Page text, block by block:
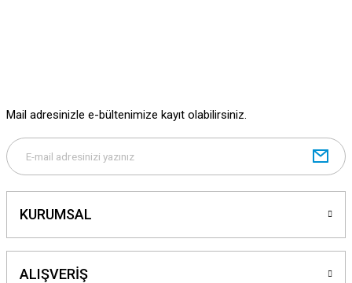
Gönder
Mail adresinizle e-bültenimize kayıt olabilirsiniz.
KURUMSAL
ALIŞVERİŞ